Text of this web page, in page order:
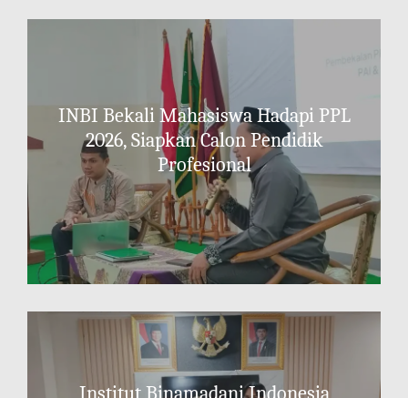
INBI Bekali Mahasiswa Hadapi PPL
2026, Siapkan Calon Pendidik
Profesional